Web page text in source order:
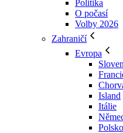
Politika
O počasí
Volby 2026
Zahraničí
Evropa
Island
Itálie
Polsko